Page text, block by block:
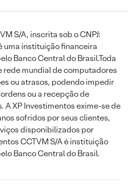
S/A, inscrita sob o CNPJ:
instituição financeira
Banco Central do Brasil.Toda
rede mundial de computadores
ou atrasos, podendo impedir
ou a recepção de
A XP Investimentos exime-se de
sofridos por seus clientes,
disponibilizados por
CCTVM S/A é instituição
Banco Central do Brasil.